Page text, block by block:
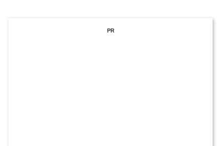
PR